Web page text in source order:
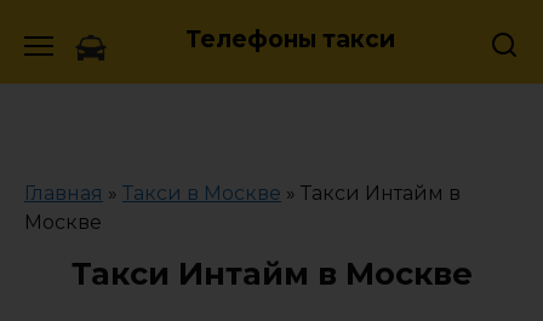
Телефоны такси
Главная » Такси в Москве » Такси Интайм в
Москве
Такси Интайм в Москве